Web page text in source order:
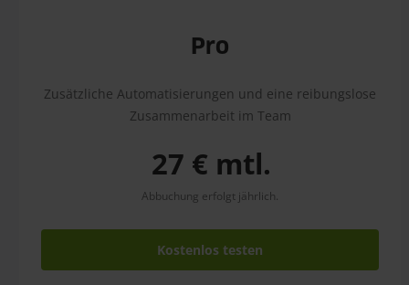
Pro
Zusätzliche Automatisierungen und eine reibungslose
Zusammenarbeit im Team
27 € mtl.
Abbuchung erfolgt jährlich.
Kostenlos testen